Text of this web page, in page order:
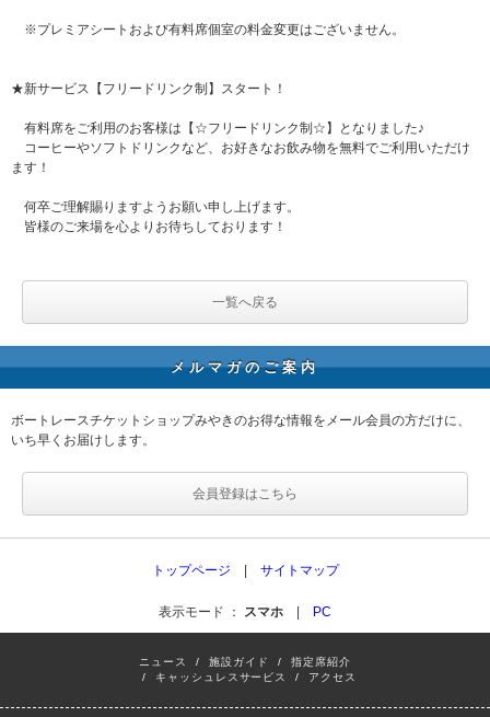
※プレミアシートおよび有料席個室の料金変更はございません。
★新サービス【フリードリンク制】スタート！
有料席をご利用のお客様は【☆フリードリンク制☆】となりました♪
コーヒーやソフトドリンクなど、お好きなお飲み物を無料でご利用いただけ
ます！
何卒ご理解賜りますようお願い申し上げます。
皆様のご来場を心よりお待ちしております！
一覧へ戻る
メルマガのご案内
ボートレースチケットショップみやきのお得な情報をメール会員の方だけに、
いち早くお届けします。
会員登録はこちら
トップページ | サイトマップ
表示モード ： スマホ | PC
ニュース /施設ガイド / 指定席紹介
/
キャッシュレスサービス / アクセス